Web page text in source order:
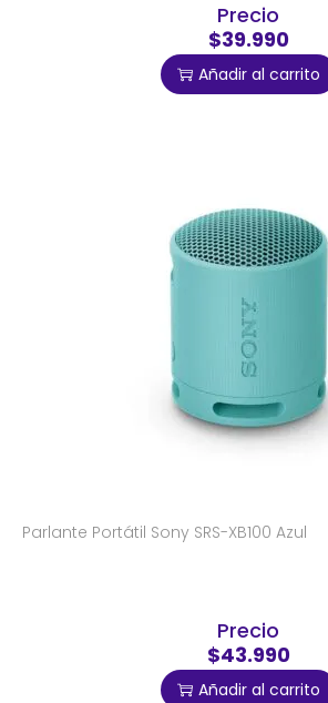
Precio
$39.990
Añadir al carrito
Parlante Portátil Sony SRS-XB100 Azul
Precio
$43.990
Añadir al carrito